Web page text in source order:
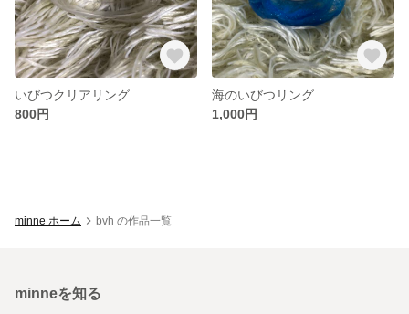
いびつクリアリング
800円
海のいびつリング
1,000円
minne ホーム bvh の作品一覧
minneを知る